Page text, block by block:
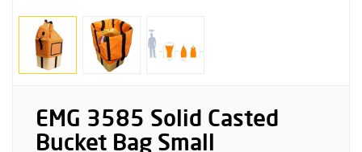
EMG 3585 Solid Casted
Bucket Bag Small